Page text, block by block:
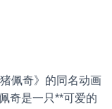
佩奇》的同名动画
奇是一只**可爱的